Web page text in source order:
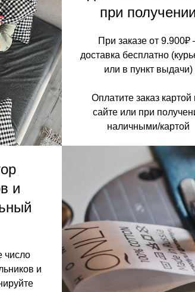
при
При заказе от 9.900₽
доставка бесплатно
или в пункт выдачи)
Оплатите заказ картой
сайте или при
наличными/картой
и
число
и